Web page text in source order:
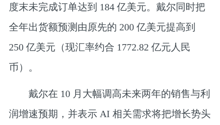
度末未完成订单达到 184 亿美元。戴尔同时把
全年出货额预测由原先的 200 亿美元提高到
250 亿美元（现汇率约合 1772.82 亿元人民
币） 。
戴尔在 10 月大幅调高未来两年的销售与利
润增速预期，并表示 AI 相关需求将把增长势头